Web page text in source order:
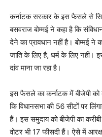
कर्नाटक सरकार के इस फैसले से
बसवराज बोम्मई ने कहा है कि
देने का प्रावधान नहीं है। बोम्मई
जाति के लिए है, धर्म के लिए नहीं।
दांव माना जा रहा है।
इस फैसले का कर्नाटक में बीजेपी को
कि विधानसभा की 56 सीटों पर
हैं। इस समुदाय को बीजेपी का
वोटर भी 17 फीसदी हैं। ऐसे में